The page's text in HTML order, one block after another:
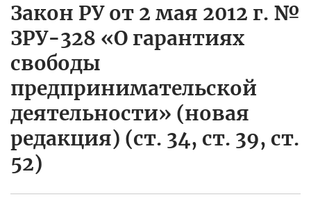
Закон РУ от 2 мая 2012 г. №
ЗРУ-328 «О гарантиях
свободы
предпринимательской
деятельности» (новая
редакция) (ст. 34, ст. 39, ст.
52)